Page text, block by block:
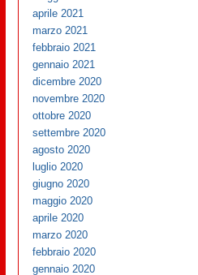
aprile 2021
marzo 2021
febbraio 2021
gennaio 2021
dicembre 2020
novembre 2020
ottobre 2020
settembre 2020
agosto 2020
luglio 2020
giugno 2020
maggio 2020
aprile 2020
marzo 2020
febbraio 2020
gennaio 2020